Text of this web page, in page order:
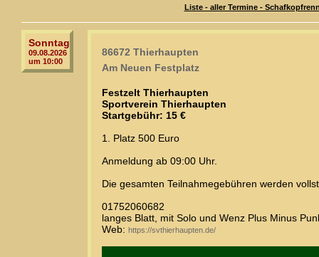
Liste - aller Termine -
Sonntag
09.08.2026
um 10:00
86672 Thierhaupten
Am Neuen Festplatz
Festzelt Thierhaupten
Sportverein Thierhaupten
Startgebühr: 15 €
1. Platz 500 Euro
Anmeldung ab 09:00 Uhr.
Die gesamten Teilnahmegebühren werden
01752060682
langes Blatt, mit Solo und Wenz Plus Minus
Web: https://svthierhaupten.de/